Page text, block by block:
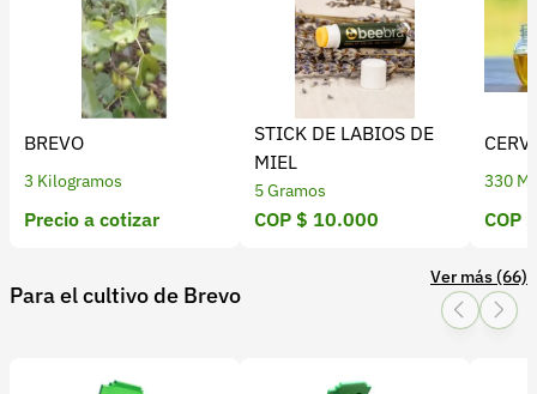
BREVO
3 Kilogramos
Precio a cotizar
STICK DE LABIOS DE
MIEL
5 Gramos
COP $ 10.000
330
COP
Para el cultivo de Brevo
Ver más (66)